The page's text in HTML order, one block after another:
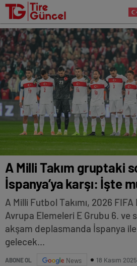
muhtemel 11’ler
A Milli Takım gruptaki
İspanya’ya karşı: İşte
A Milli Futbol Takımı, 2026 FIFA
Avrupa Elemeleri E Grubu 6. ve
akşam deplasmanda İspanya ile
gelecek...
ABONE OL News 18 Kasım